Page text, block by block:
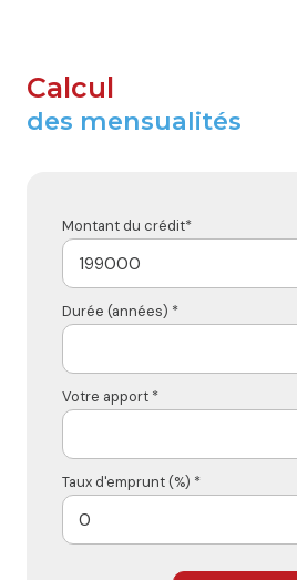
Calcul
des mensualités
Montant du crédit*
Durée (années) *
Votre apport *
Taux d'emprunt (%) *